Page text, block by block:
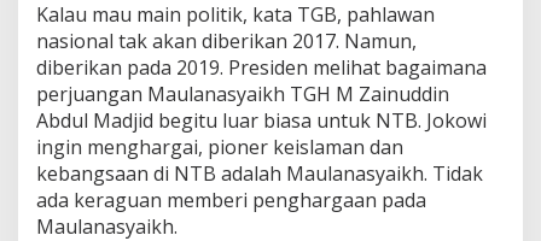
Kalau mau main politik, kata TGB, pahlawan
nasional tak akan diberikan 2017. Namun,
diberikan pada 2019. Presiden melihat bagaimana
perjuangan Maulanasyaikh TGH M Zainuddin
Abdul Madjid begitu luar biasa untuk NTB. Jokowi
ingin menghargai, pioner keislaman dan
kebangsaan di NTB adalah Maulanasyaikh. Tidak
ada keraguan memberi penghargaan pada
Maulanasyaikh.